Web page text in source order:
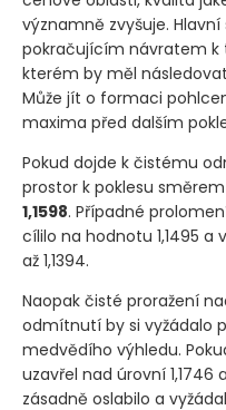
Když se tři nezávislé
cenové oblasti, kvalita
významně zvyšuje.
pokračujícím návratem k
kterém by měl
Může jít o formaci
maxima před dalším
Pokud dojde k čistému
prostor k poklesu
1,1598. Případné
cílilo na hodnotu 1,1495 a
až 1,1394.
Naopak čisté proražení
odmítnutí by si vyžádalo
medvědího výhledu.